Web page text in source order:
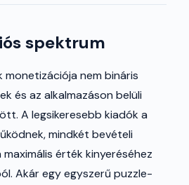
spektrum
monetizációja nem bináris
és az alkalmazáson belüli
A legsikeresebb kiadók a
mindkét bevételi
érték kinyeréséhez
Akár egy egyszerű puzzle-